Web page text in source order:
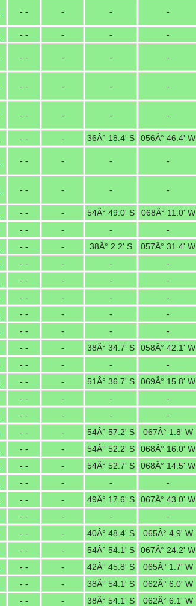
- - - - -
- - - - -
- - - - -
- - - - -
- - - - -
- - - 36Â° 18.4' S 056Â° 46.4' W
- - - - -
- - - - -
- - - 54Â° 49.0' S 068Â° 11.0' W
- - - - -
- - - 38Â° 2.2' S 057Â° 31.4' W
- - - - -
- - - - -
- - - - -
- - - - -
- - - - -
- - - 38Â° 34.7' S 058Â° 42.1' W
- - - - -
- - - 51Â° 36.7' S 069Â° 15.8' W
- - - - -
- - - - -
- - - 54Â° 57.2' S 067Â° 1.8' W
- - - 54Â° 52.2' S 068Â° 16.0' W
- - - 54Â° 52.7' S 068Â° 14.5' W
- - - - -
- - - 49Â° 17.6' S 067Â° 43.0' W
- - - - -
- - - 40Â° 48.4' S 065Â° 4.9' W
- - - 54Â° 54.1' S 067Â° 24.2' W
- - - 42Â° 45.8' S 065Â° 1.7' W
- - - 38Â° 54.1' S 062Â° 6.0' W
- - - 38Â° 54.1' S 062Â° 6.1' W